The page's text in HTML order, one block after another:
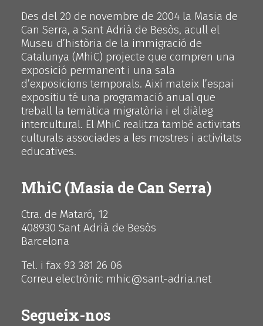
Des del 20 de novembre de 2004 la Masia de
Can Serra, a Sant Adrià de Besòs, acull el
Museu d’història de la immigració de
Catalunya (MhiC) projecte que compren una
exposició permanent i una sala
d’exposicions temporals. Així mateix l’espai
expositiu té una programació anual que
treball la temàtica migratòria i el diàleg
intercultural. El MhiC realitza també activitats
culturals associades a les mostres i activitats
educatives.
MhiC (Masia de Can Serra)
Ctra. de Mataró, 12
408930 Sant Adrià de Besòs
Barcelona
Tel. i fax 93 381 26 06
Correu electrònic mhic@sant-adria.net
Segueix-nos